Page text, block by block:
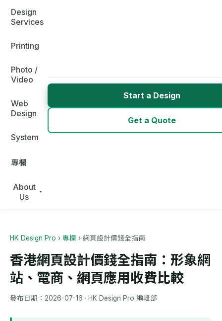
Design
Services
Printing
Photo /
Video
Web
Design
System
專欄
About
Us
Start a Design
Get a Quote
HK Design Pro › 專欄 › 網頁設計價錢全指南
香港網頁設計價錢全指南：形象網
站、電商、網頁應用收費比較
發布日期： 2026-07-16 · HK Design Pro 編輯部